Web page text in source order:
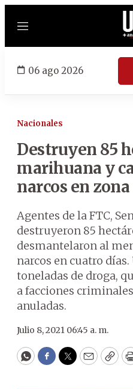
Menú
06 ago 2026
Nacionales
Destruyen 85
marihuana y
narcos en
Agentes de la FTC,
destruyeron 85
desmantelaron al
narcos en cuatro
toneladas de droga,
a facciones
anuladas.
Julio 8, 2021 06:45 a. m.
WhatsApp
Facebook
Twitter
Email